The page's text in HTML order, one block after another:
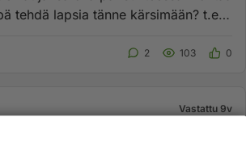
tehdä lapsia tänne kärsimään? t.ei
2 103 0
Vastattu 9v